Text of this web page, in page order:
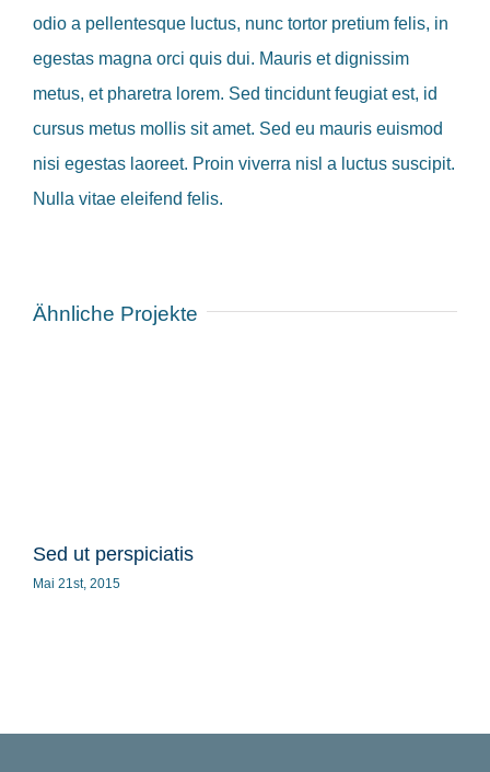
odio a pellentesque luctus, nunc tortor pretium felis, in
egestas magna orci quis dui. Mauris et dignissim
metus, et pharetra lorem. Sed tincidunt feugiat est, id
cursus metus mollis sit amet. Sed eu mauris euismod
nisi egestas laoreet. Proin viverra nisl a luctus suscipit.
Nulla vitae eleifend felis.
Ähnliche Projekte
Sed ut perspiciatis
Mai 21st, 2015